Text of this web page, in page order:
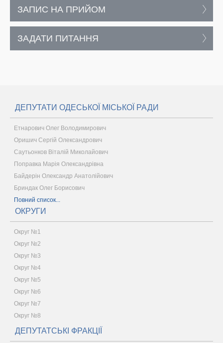
ЗАПИС НА ПРИЙОМ
ЗАДАТИ ПИТАННЯ
ДЕПУТАТИ ОДЕСЬКОЇ МІСЬКОЇ РАДИ
Етнарович Олег Володимирович
Оришич Сергій Олександрович
Саутьонков Віталій Миколайович
Поправка Марія Олександрівна
Байдерін Олександр Анатолійович
Бриндак Олег Борисович
Повний список...
ОКРУГИ
Округ №1
Округ №2
Округ №3
Округ №4
Округ №5
Округ №6
Округ №7
Округ №8
ДЕПУТАТСЬКІ ФРАКЦІЇ